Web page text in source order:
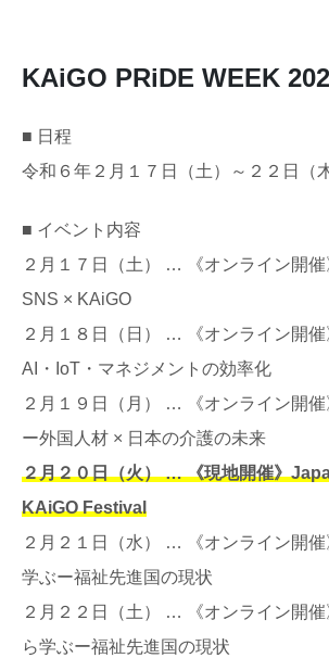
KAiGO PRiDE WEEK
■ 日程
令和６年２月１７日（土）～２２日（木
■ イベント内容
２月１７日（土） … 《オンライン開
SNS × KAiGO
２月１８日（日） … 《オンライン開
AI・IoT・マネジメントの効率化
２月１９日（月） … 《オンライン開
ー外国人材 × 日本の介護の未来
２月２０日（火） … 《現地開催》
KAiGO Festival
２月２１日（水） … 《オンライン開
学ぶー福祉先進国の現状
２月２２日（土） … 《オンライン開
ら学ぶー福祉先進国の現状